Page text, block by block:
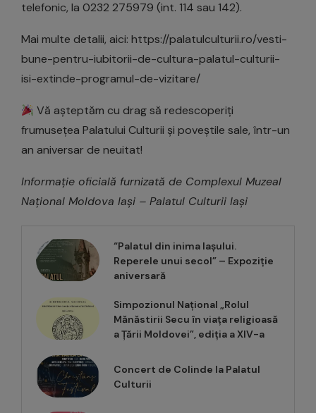
telefonic, la 0232 275979 (int. 114 sau 142).
Mai multe detalii, aici: https://palatulculturii.ro/vesti-
bune-pentru-iubitorii-de-cultura-palatul-culturii-
isi-extinde-programul-de-vizitare/
Vă așteptăm cu drag să redescoperiți
frumusețea Palatului Culturii și poveștile sale, într-un
an aniversar de neuitat!
Informație oficială furnizată de Complexul Muzeal
Național Moldova Iași – Palatul Culturii Iași
“Palatul din inima Iașului.
Reperele unui secol” – Expoziție
aniversară
Simpozionul Național „Rolul
Mănăstirii Secu în viața religioasă
a Țării Moldovei”, ediția a XIV-a
Concert de Colinde la Palatul
Culturii